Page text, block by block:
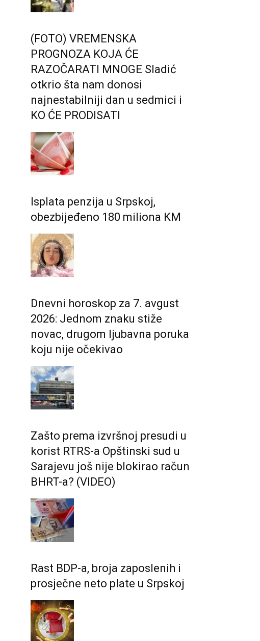
(FOTO) VREMENSKA
PROGNOZA KOJA ĆE
RAZOČARATI MNOGE Sladić
otkrio šta nam donosi
najnestabilniji dan u sedmici i
KO ĆE PRODISATI
Isplata penzija u Srpskoj,
obezbijeđeno 180 miliona KM
Dnevni horoskop za 7. avgust
2026: Jednom znaku stiže
novac, drugom ljubavna poruka
koju nije očekivao
Zašto prema izvršnoj presudi u
korist RTRS-a Opštinski sud u
Sarajevu još nije blokirao račun
BHRT-a? (VIDEO)
Rast BDP-a, broja zaposlenih i
prosječne neto plate u Srpskoj